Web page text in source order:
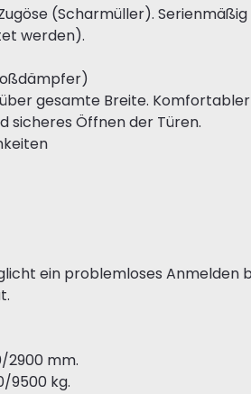
(Scharmüller).
werden).
gesamte Breite. Komfortabler
sicheres Öffnen der Türen.
ein problemloses Anmelden
mm.
9500 kg.